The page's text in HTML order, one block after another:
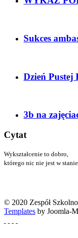
Sukces
Dzień Pustej
3b na
Cytat
Wykształcenie to dobro,
którego nic nie jest w
© 2020 Zespół
Templates by Joomla-